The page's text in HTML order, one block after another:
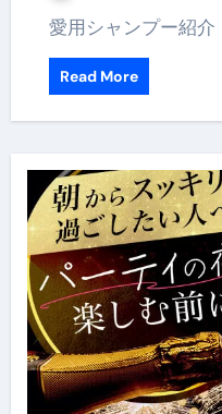
愛用シャンプー紹
Read More